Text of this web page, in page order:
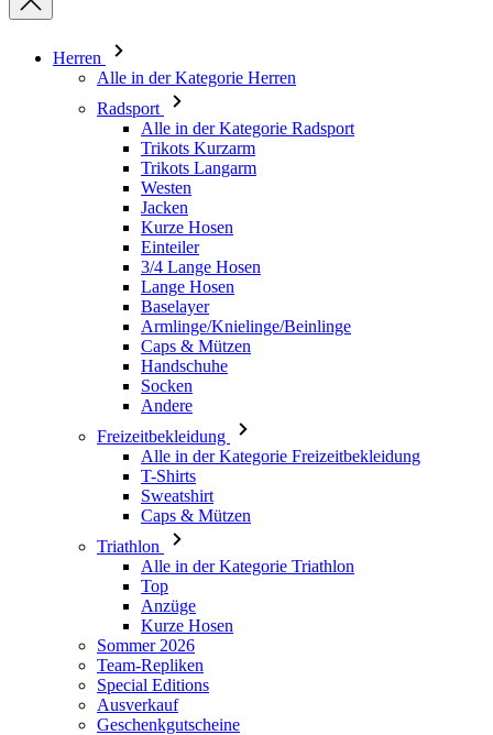
Herren
Alle in der Kategorie Herren
Radsport
Alle in der Kategorie Radsport
Trikots Kurzarm
Trikots Langarm
Westen
Jacken
Kurze Hosen
Einteiler
3/4 Lange Hosen
Lange Hosen
Baselayer
Armlinge/Knielinge/Beinlinge
Caps & Mützen
Handschuhe
Socken
Andere
Freizeitbekleidung
Alle in der Kategorie Freizeitbekleidung
T-Shirts
Sweatshirt
Caps & Mützen
Triathlon
Alle in der Kategorie Triathlon
Top
Anzüge
Kurze Hosen
Sommer 2026
Team-Repliken
Special Editions
Ausverkauf
Geschenkgutscheine